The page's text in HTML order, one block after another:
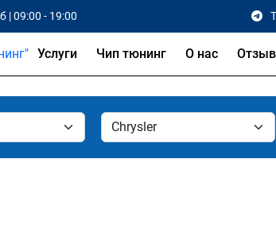
| 09:00 - 19:00
Услуги Чип тюнинг О нас